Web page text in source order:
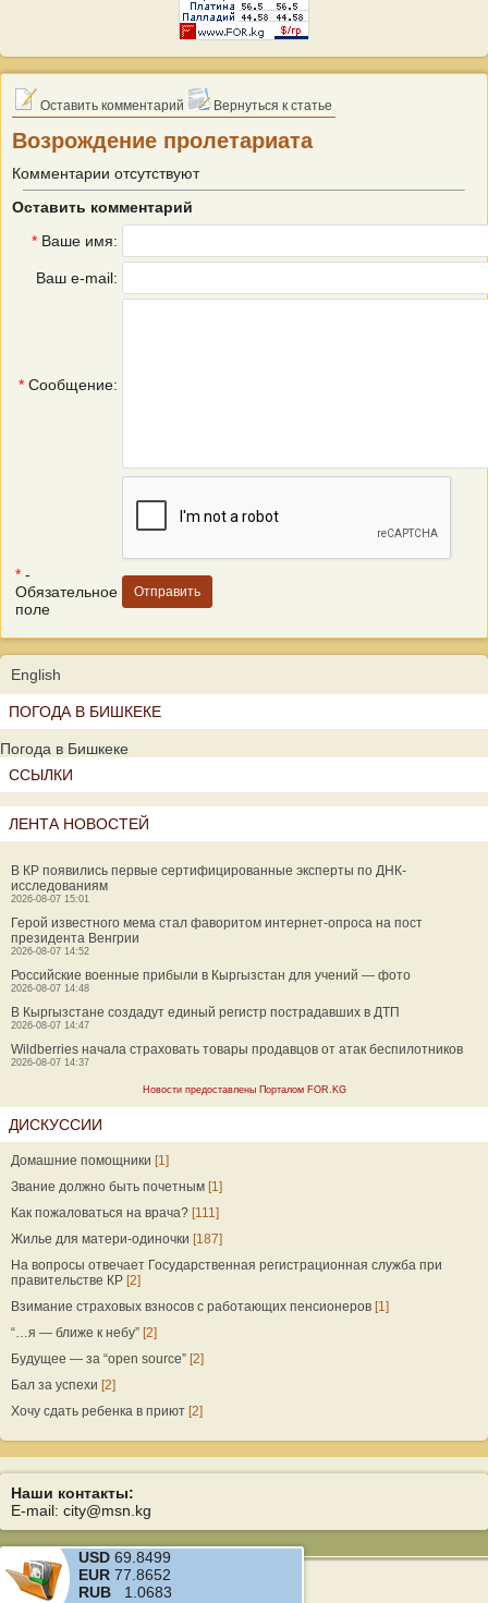
Оставить комментарий Вернуться к статье
Возрождение пролетариата
Комментарии отсутствуют
Оставить комментарий
* Ваше имя:
Ваш e-mail:
* Сообщение:
* -
Обязательное
поле
English
ПОГОДА В БИШКЕКЕ
Погода в Бишкеке
ССЫЛКИ
ЛЕНТА НОВОСТЕЙ
В КР появились первые сертифицированные эксперты по ДНК-
исследованиям
2026-08-07 15:01
Герой известного мема стал фаворитом интернет-опроса на пост
президента Венгрии
2026-08-07 14:52
Российские военные прибыли в Кыргызстан для учений — фото
2026-08-07 14:48
В Кыргызстане создадут единый регистр пострадавших в ДТП
2026-08-07 14:47
Wildberries начала страховать товары продавцов от атак беспилотников
2026-08-07 14:37
Новости предоставлены Порталом FOR.KG
ДИСКУССИИ
Домашние помощники [1]
Звание должно быть почетным [1]
Как пожаловаться на врача? [111]
Жилье для матери-одиночки [187]
На вопросы отвечает Государственная регистрационная служба при
правительстве КР [2]
Взимание страховых взносов с работающих пенсионеров [1]
“…я — ближе к небу” [2]
Будущее — за “open source” [2]
Бал за успехи [2]
Хочу сдать ребенка в приют [2]
Наши контакты:
E-mail: city@msn.kg
USD 69.8499
EUR 77.8652
RUB 1.0683